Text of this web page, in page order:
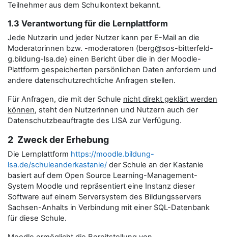
Teilnehmer aus dem Schulkontext bekannt.
1.3 Verantwortung für die Lernplattform
Jede Nutzerin und jeder Nutzer kann per E-Mail an die
Moderatorinnen bzw. -moderatoren (berg@sos-bitterfeld-
g.bildung-lsa.de) einen Bericht über die in der Moodle-
Plattform gespeicherten persönlichen Daten anfordern und
andere datenschutzrechtliche Anfragen stellen.
Für Anfragen, die mit der Schule nicht direkt geklärt werden
können, steht den Nutzerinnen und Nutzern auch der
Datenschutzbeauftragte des LISA zur Verfügung.
2 Zweck der Erhebung
Die Lernplattform https://moodle.bildung-
lsa.de/schuleanderkastanie/ der Schule an der Kastanie
basiert auf dem Open Source Learning-Management-
System Moodle und repräsentiert eine Instanz dieser
Software auf einem Serversystem des Bildungsservers
Sachsen-Anhalts in Verbindung mit einer SQL-Datenbank
für diese Schule.